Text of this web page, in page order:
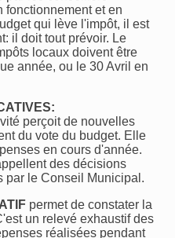
fonctionnement et en
qui lève l'impôt, il est
il doit tout prévoir. Le
locaux doivent être
année, ou le 30 Avril en
perçoit de nouvelles
du vote du budget. Elle
en cours d'année.
des décisions
par le Conseil Municipal.
permet de constater la
un relevé exhaustif des
réalisées pendant